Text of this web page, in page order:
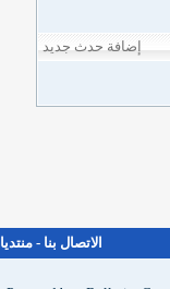
إضافة حدث جديد
الاتصال بنا -